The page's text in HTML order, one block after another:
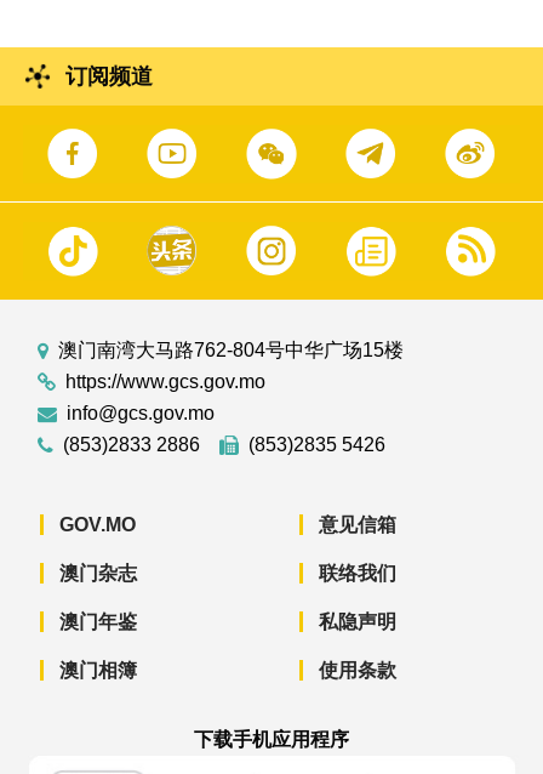
订阅频道
澳门南湾大马路762-804号中华广场15楼
https://www.gcs.gov.mo
info@gcs.gov.mo
(853)2833 2886
(853)2835 5426
GOV.MO
澳门杂志
澳门年鉴
澳门相簿
意见信箱
联络我们
私隐声明
使用条款
下载手机应用程序